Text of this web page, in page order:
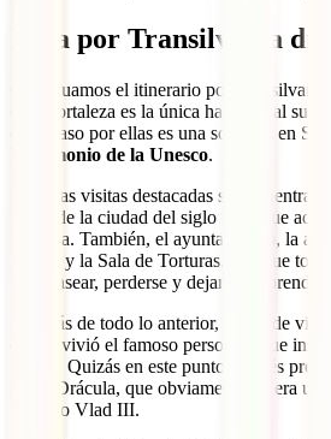
Ruta por Transilvania día
Continuamos el itinerario por
cuya fortaleza es la única habitada al
cada paso por ellas es una sorpresa en
Patrimonio de la Unesco.
Entre las visitas destacadas se encuentran
icono de la ciudad del siglo XIV que
Historia. También, el ayuntamiento, la
Armas y la Sala de Torturas. Aunque toda
para pasear, perderse y dejarse sorprender.
Además de todo lo anterior, se puede
donde vivió el famoso personaje que
Stoker. Quizás en este punto te estés
sobre Drácula, que obviamente no era un
llamado Vlad III.